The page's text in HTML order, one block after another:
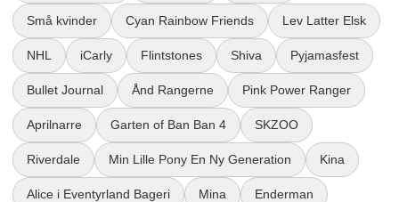
Små kvinder Cyan Rainbow Friends Lev Latter Elsk
NHL iCarly Flintstones Shiva Pyjamasfest
Bullet Journal Ånd Rangerne Pink Power Ranger
Aprilnarre Garten of Ban Ban 4 SKZOO
Riverdale Min Lille Pony En Ny Generation Kina
Alice i Eventyrland Bageri Mina Enderman